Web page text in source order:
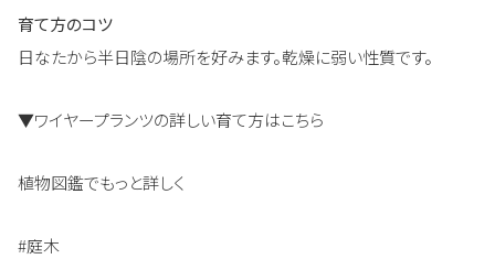
育て方のコツ
日なたから半日陰の場所を好みます。乾燥に弱い性質です。
▼ワイヤープランツの詳しい育て方はこちら
植物図鑑でもっと詳しく
#庭木